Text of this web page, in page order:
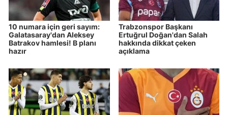
10 numara için geri sayım:
Galatasaray'dan Aleksey
Batrakov hamlesi! B planı
hazır
Trabzonspor Başkanı
Ertuğrul Doğan'dan Salah
hakkında dikkat çeken
açıklama